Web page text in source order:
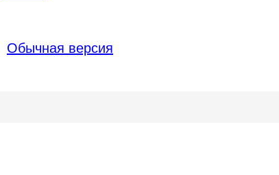
Обычная версия